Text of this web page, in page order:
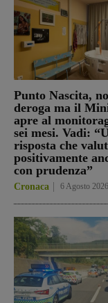
Punto Nascita,
deroga ma il
apre al
sei mesi. Vadi:
risposta che
positivamente
con prudenza”
Cronaca 6 Agosto 2026